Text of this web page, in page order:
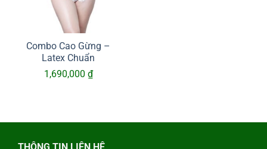
Combo Cao Gừng –
Latex Chuẩn
1,690,000 ₫